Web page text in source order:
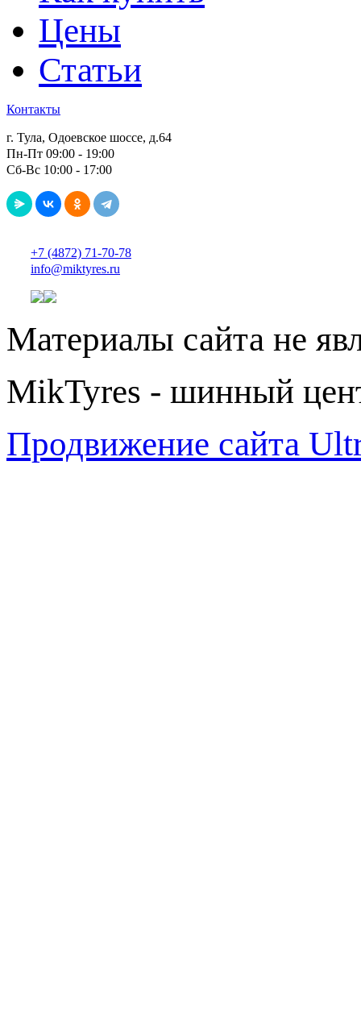
Цены
Статьи
Контакты
г. Тула, Одоевское шоссе, д.64
Пн-Пт 09:00 - 19:00
Сб-Вс 10:00 - 17:00
+7 (4872) 71-70-78
info@miktyres.ru
Материалы сайта не
MikTyres - шинный
Продвижение сайта